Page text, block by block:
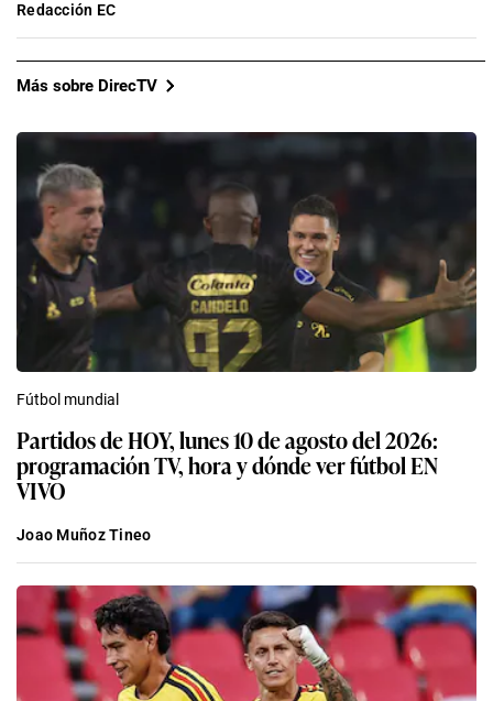
Redacción EC
Más sobre DirecTV
Fútbol mundial
Partidos de HOY, lunes 10 de agosto del 2026:
programación TV, hora y dónde ver fútbol EN
VIVO
Joao Muñoz Tineo